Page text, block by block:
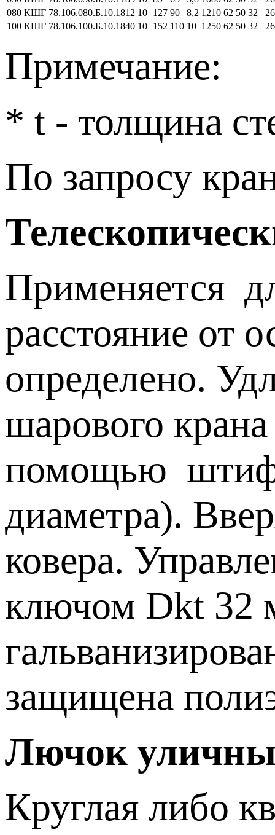
080 КШГ 78.106.080.Б.10.1812 10 127 90 8,2 1210 62 50 32
100 КШГ 78.106.100.Б.10.1840 10 152 110 10 1250 62 50 32
Примечание:
* t - толщина
По запросу
Применяется
расстояние от
определено.
шарового
помощью
диаметра).
ковера.
ключом Dkt 32
защищена
Лючок
Круглая либо